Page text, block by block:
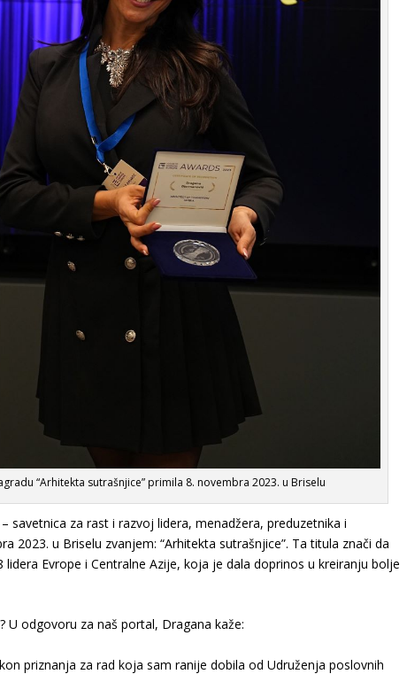
“Arhitekta sutrašnjice” primila 8. novembra 2023. u Briselu
savetnica za rast i razvoj lidera, menadžera, preduzetnika i
2023. u Briselu zvanjem: “Arhitekta sutrašnjice”. Ta titula znači da
Evrope i Centralne Azije, koja je dala doprinos u kreiranju bolje
U odgovoru za naš portal, Dragana kaže:
priznanja za rad koja sam ranije dobila od Udruženja poslovnih